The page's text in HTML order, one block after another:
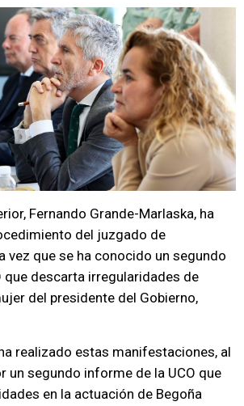
Fernando Grande-Marlaska, ha
del juzgado de
vez que se ha conocido un segundo
que descarta irregularidades de
del presidente del Gobierno,
realizado estas manifestaciones, al
un segundo informe de la UCO que
en la actuación de Begoña